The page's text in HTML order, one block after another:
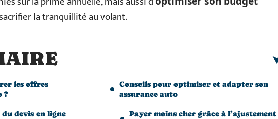
la tranquillité au volant.
les offres
?
du devis en ligne
Conseils pour optimiser et adapter son
assurance auto
Payer moins cher grâce à l’ajustement